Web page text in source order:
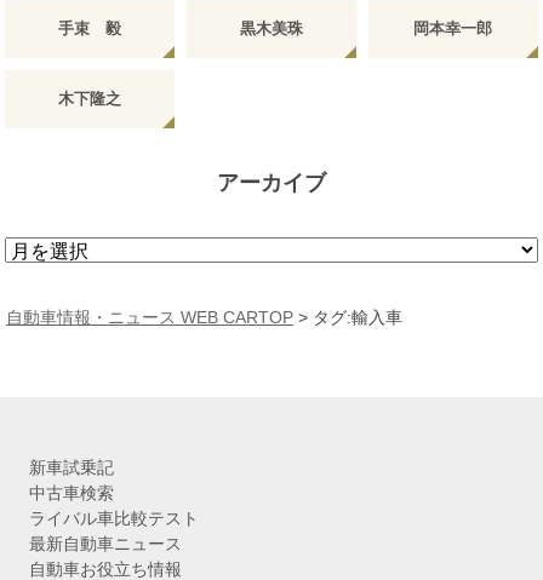
手束 毅 黒木美珠 岡本幸一郎
木下隆之
アーカイブ
ア
カ
自動車情報・ニュース WEB CARTOP > タグ:輸入車
新車試乗記
中古車検索
ライバル車比較テスト
最新自動車ニュース
自動車お役立ち情報